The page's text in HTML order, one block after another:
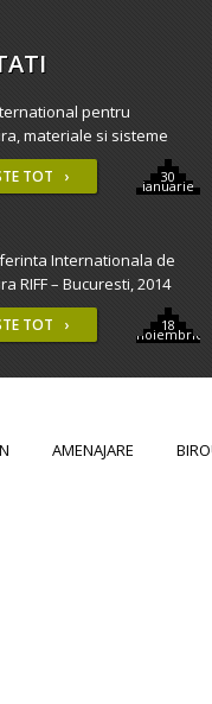
pentru
materiale si sisteme
– BAU 2015, Munchen
TOT › 30
ianuarie
Internationala de
RIFF – Bucuresti, 2014
TOT › 18
noiembrie
AMENAJARE